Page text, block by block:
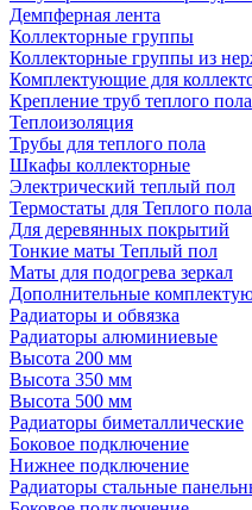
Демпферная лента
Коллекторные группы
Коллекторные группы из
Комплектующие для
Крепление труб теплого пола
Теплоизоляция
Трубы для теплого пола
Шкафы коллекторные
Электрический теплый пол
Термостаты для Теплого пола
Для деревянных покрытий
Тонкие маты Теплый пол
Маты для подогрева зеркал
Дополнительные
Радиаторы и обвязка
Радиаторы алюминиевые
Высота 200 мм
Высота 350 мм
Высота 500 мм
Радиаторы биметаллические
Боковое подключение
Нижнее подключение
Радиаторы стальные